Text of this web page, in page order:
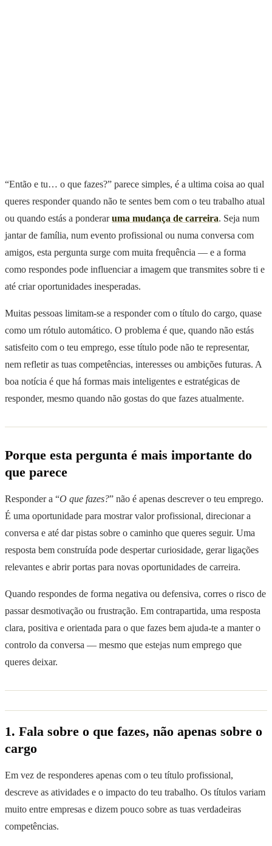
“Então e tu… o que fazes?” parece simples, é a ultima coisa ao qual
queres responder quando não te sentes bem com o teu trabalho atual
ou quando estás a ponderaruma mudança de carreira. Seja num
jantar de família, num evento profissional ou numa conversa com
amigos, esta pergunta surge com muita frequência — e a forma
como respondes pode influenciar a imagem que transmites sobre ti e
até criar oportunidades inesperadas.
Muitas pessoas limitam-se a responder com o título do cargo, quase
como um rótulo automático. O problema é que, quando não estás
satisfeito com o teu emprego, esse título pode não te representar,
nem refletir as tuas competências, interesses ou ambições futuras. A
boa notícia é que há formas mais inteligentes e estratégicas de
responder, mesmo quando não gostas do que fazes atualmente.
Porque esta pergunta é mais importante do
que parece
Responder a “O que fazes?” não é apenas descrever o teu emprego.
É uma oportunidade para mostrar valor profissional, direcionar a
conversa e até dar pistas sobre o caminho que queres seguir. Uma
resposta bem construída pode despertar curiosidade, gerar ligações
relevantes e abrir portas para novas oportunidades de carreira.
Quando respondes de forma negativa ou defensiva, corres o risco de
passar desmotivação ou frustração. Em contrapartida, uma resposta
clara, positiva e orientada para o que fazes bem ajuda-te a manter o
controlo da conversa — mesmo que estejas num emprego que
queres deixar.
1. Fala sobre o que fazes, não apenas sobre o
cargo
Em vez de responderes apenas com o teu título profissional,
descreve as atividades e o impacto do teu trabalho. Os títulos variam
muito entre empresas e dizem pouco sobre as tuas verdadeiras
competências.